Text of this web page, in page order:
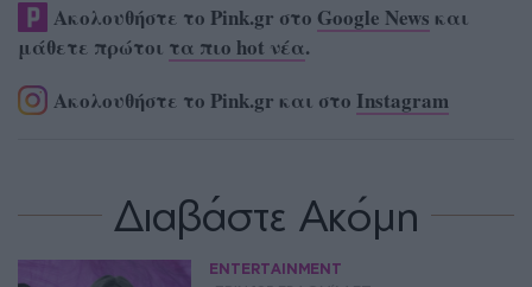
Ακολουθήστε το Pink.gr στο Google News και
μάθετε πρώτοι τα πιο hot νέα.
Ακολουθήστε το Pink.gr και στο Instagram
Διαβάστε Ακόμη
ENTERTAINMENT